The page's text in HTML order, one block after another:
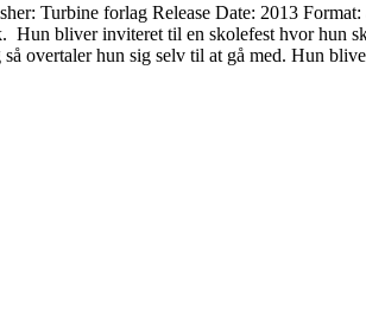
Turbine forlag Release Date: 2013
bliver inviteret til en skolefest hvor hun
overtaler hun sig selv til at gå med. Hun